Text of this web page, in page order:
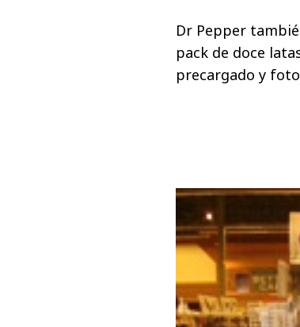
Dr Pepper
pack de doce
precargado y